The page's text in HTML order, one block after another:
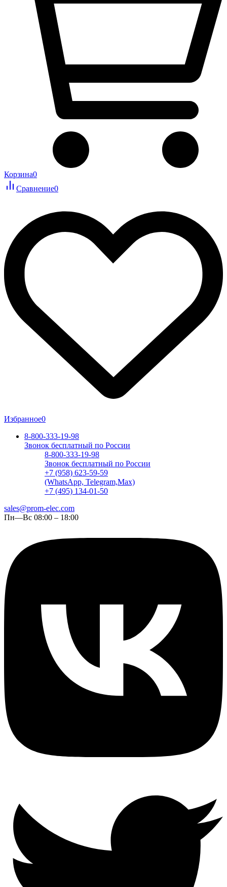
Корзина0
Сравнение0
Избранное0
8-800-333-19-98
Звонок бесплатный по России
8-800-333-19-98
Звонок бесплатный по России
+7 (958) 623-59-59
(WhatsApp, Telegram,Max)
+7 (495) 134-01-50
sales@prom-elec.com
Пн—Вс 08:00 – 18:00